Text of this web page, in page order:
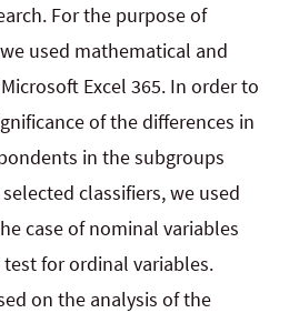
For the purpose of
used mathematical and
Excel 365. In order to
of the differences in
in the subgroups
classifiers, we used
case of nominal variables
for ordinal variables.
on the analysis of the